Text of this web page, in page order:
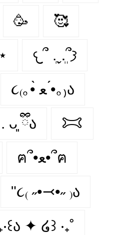
🥳️ 🥰️
𐔌՞ ܸ.ˬ.ܸ՞𐦯
૮₍｡•̀ ﻌ •́｡₎ა
ᴗ͈ ྀིა 𐂯
ฅ՞•ﻌ•՞ฅ
"૮₍ ˶•⤙•˶ ₎ა
✦ ໒꒱ ‧₊˚